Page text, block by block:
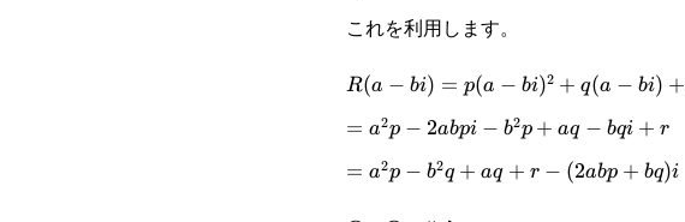
これを利用します。
R(a-
bi)=p(a-
bi)^2+q(a-
R(a − bi) = p(a − bi)2 + q(a − bi) +
=a^2p-
2abpi-
= a2p − 2abpi − b2p + aq − bqi + r
=a^2p-
= a2p − b2q + aq + r − (2abp + bq)i